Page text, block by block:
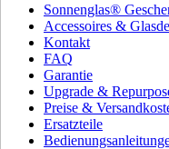
Sonnenglas®
Accessoires &
Kontakt
FAQ
Garantie
Upgrade &
Preise &
Ersatzteile